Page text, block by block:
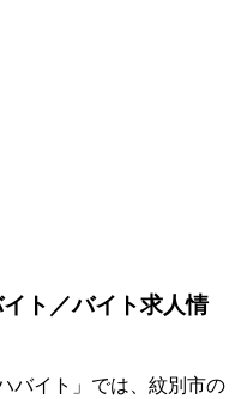
ト／バイト求人情
バイト」では、紋別市の